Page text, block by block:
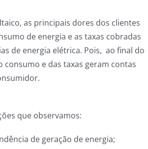
as principais dores dos clientes
de energia e as taxas cobradas
de energia elétrica. Pois, ao final do
consumo e das taxas geram contas
que observamos:
de geração de energia;